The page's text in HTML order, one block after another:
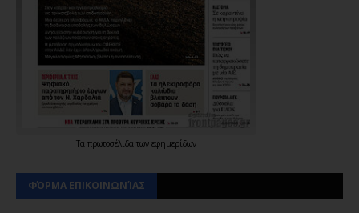
Τα πρωτοσέλιδα των εφημερίδων
ΦΌΡΜΑ ΕΠΙΚΟΙΝΩΝΊΑΣ